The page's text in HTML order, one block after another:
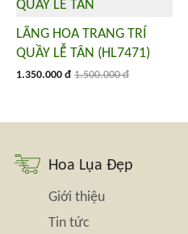
LÃNG HOA TRANG TRÍ
QUẦY LỄ TÂN (HL7471)
1.350.000 đ 1.500.000 đ
Hoa Lụa Đẹp
Giới thiệu
Tin tức